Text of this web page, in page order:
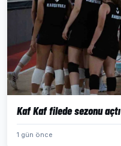
Kaf Kaf filede sezonu açtı
1 gün önce